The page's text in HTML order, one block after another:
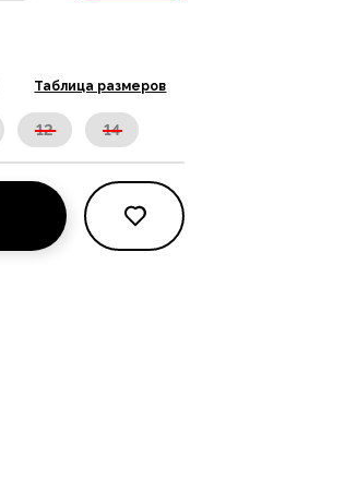
Таблица размеров
12 14